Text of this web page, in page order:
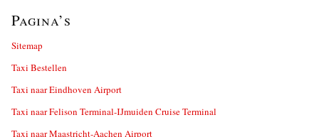
Pagina’s
Sitemap
Taxi Bestellen
Taxi naar Eindhoven Airport
Taxi naar Felison Terminal-IJmuiden Cruise Terminal
Taxi naar Maastricht-Aachen Airport